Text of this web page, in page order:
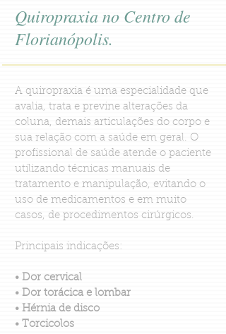
Quiropraxia no Centro de
Florianópolis.
A quiropraxia é uma especialidade que
avalia, trata e previne alterações da
coluna, demais articulações do corpo e
sua relação com a saúde em geral. O
profissional de saúde atende o paciente
utilizando técnicas manuais de
tratamento e manipulação, evitando o
uso de medicamentos e em muito
casos, de procedimentos cirúrgicos.
Principais indicações:
• Dor cervical
• Dor torácica e lombar
• Hérnia de disco
• Torcicolos